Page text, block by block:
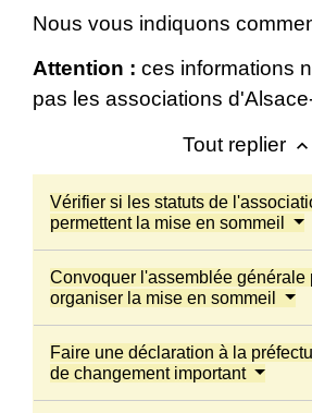
Nous vous indiquons
Attention : ces informations
pas les associations
Tout replier keyboard_arrow_up
Vérifier si les statuts de
permettent la mise en sommeil
Convoquer l'assemblée générale
organiser la mise en sommeil
Faire une déclaration à la
de changement important